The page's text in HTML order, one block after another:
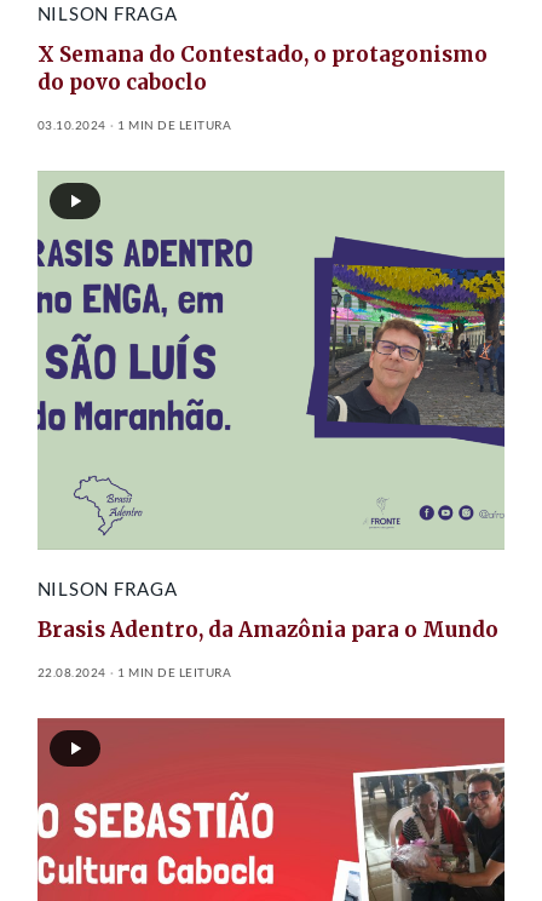
NILSON FRAGA
X Semana do Contestado, o protagonismo
do povo caboclo
03.10.2024 1 MIN DE LEITURA
NILSON FRAGA
Brasis Adentro, da Amazônia para o Mundo
22.08.2024 1 MIN DE LEITURA